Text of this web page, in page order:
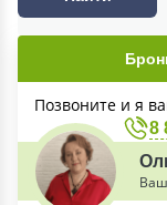
Позвоните и я
8